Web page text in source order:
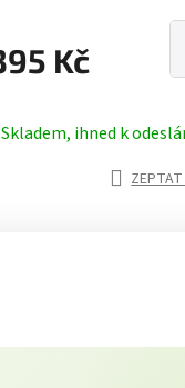
Kč
Skladem, ihned k